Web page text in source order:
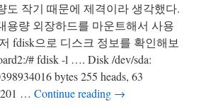
도 작기 때문에 제격이라 생각했다.
용량 외장하드를 마운트해서 사용
fdisk으로 디스크 정보를 확인해보
# fdisk -l …. Disk /dev/sda:
bytes 255 heads, 63
… Continue reading →